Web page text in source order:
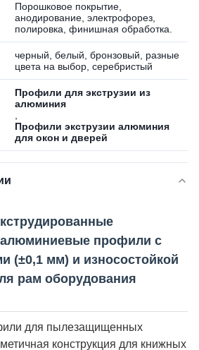
Порошковое покрытие,
анодирование, электрофорез,
полировка, финишная обработка.
черный, белый, бронзовый, разные
цвета на выбор, серебристый
Профили для экструзии из
алюминия
Профили экструзии алюминия
для окон и дверей
профили с
(±0,1 мм) и износостойкой
рам оборудования
для пылезащищенных
конструкция для книжных